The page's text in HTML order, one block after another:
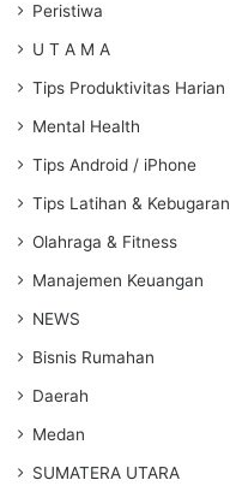
Peristiwa
U T A M A
Tips Produktivitas Harian
Mental Health
Tips Android / iPhone
Tips Latihan & Kebugaran
Olahraga & Fitness
Manajemen Keuangan
NEWS
Bisnis Rumahan
Daerah
Medan
SUMATERA UTARA